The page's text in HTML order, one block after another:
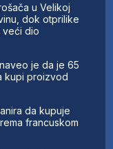
u Velikoj
dok otprilike
veći dio
je da je 65
kupi proizvod
da kupuje
francuskom